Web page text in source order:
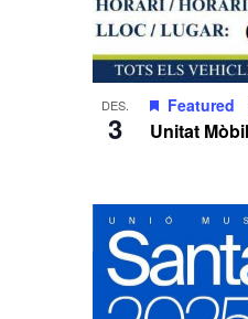
DES.
3 Unitat
Featured